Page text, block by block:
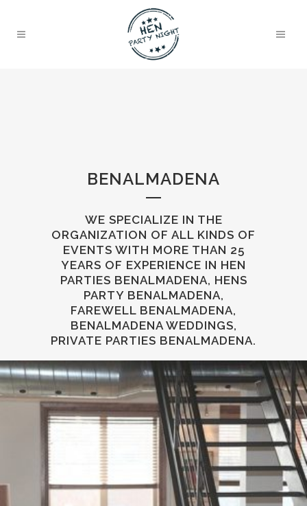
BENALMADENA
WE SPECIALIZE IN THE
ORGANIZATION OF ALL KINDS OF
EVENTS WITH MORE THAN 25
YEARS OF EXPERIENCE IN HEN
PARTIES BENALMADENA, HENS
PARTY BENALMADENA,
FAREWELL BENALMADENA,
BENALMADENA WEDDINGS,
PRIVATE PARTIES BENALMADENA.